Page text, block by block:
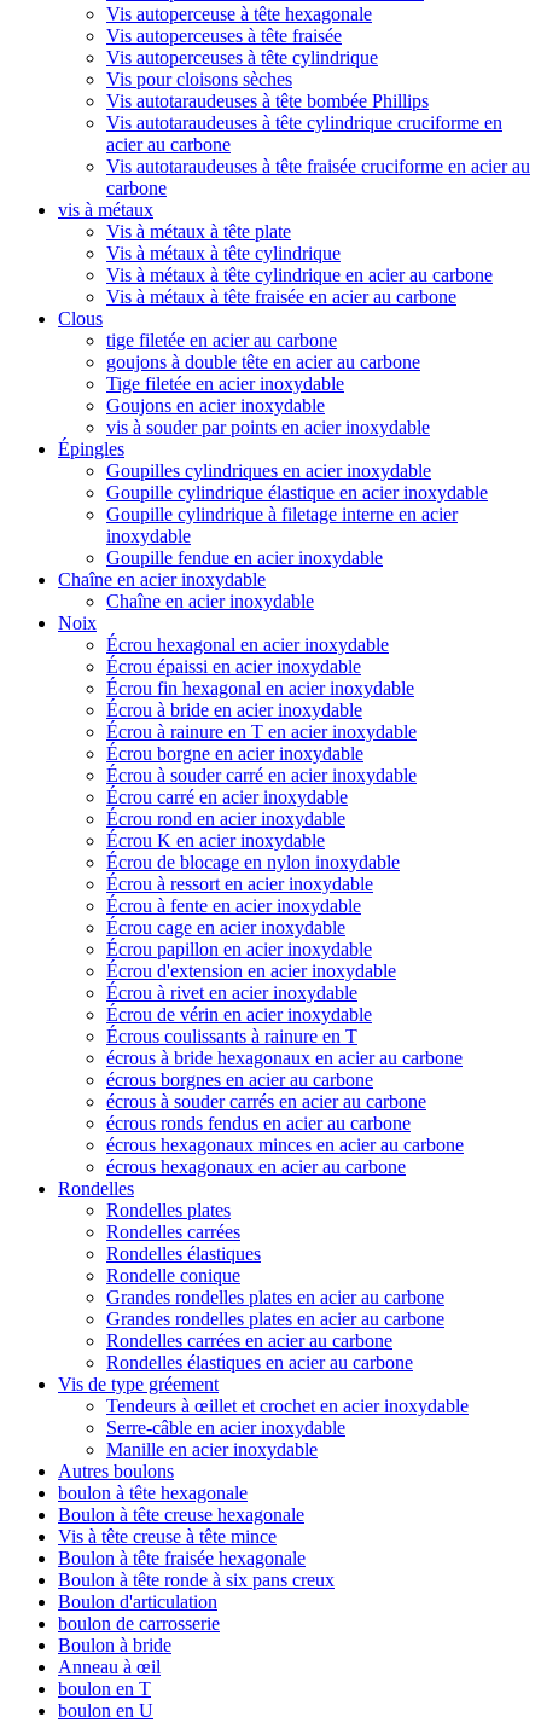
Vis autoperceuse à tête hexagonale
Vis autoperceuses à tête fraisée
Vis autoperceuses à tête cylindrique
Vis pour cloisons sèches
Vis autotaraudeuses à tête bombée Phillips
Vis autotaraudeuses à tête cylindrique cruciforme en
acier au carbone
Vis autotaraudeuses à tête fraisée cruciforme en acier au
carbone
vis à métaux
Vis à métaux à tête plate
Vis à métaux à tête cylindrique
Vis à métaux à tête cylindrique en acier au carbone
Vis à métaux à tête fraisée en acier au carbone
Clous
tige filetée en acier au carbone
goujons à double tête en acier au carbone
Tige filetée en acier inoxydable
Goujons en acier inoxydable
vis à souder par points en acier inoxydable
Épingles
Goupilles cylindriques en acier inoxydable
Goupille cylindrique élastique en acier inoxydable
Goupille cylindrique à filetage interne en acier
inoxydable
Goupille fendue en acier inoxydable
Chaîne en acier inoxydable
Chaîne en acier inoxydable
Noix
Écrou hexagonal en acier inoxydable
Écrou épaissi en acier inoxydable
Écrou fin hexagonal en acier inoxydable
Écrou à bride en acier inoxydable
Écrou à rainure en T en acier inoxydable
Écrou borgne en acier inoxydable
Écrou à souder carré en acier inoxydable
Écrou carré en acier inoxydable
Écrou rond en acier inoxydable
Écrou K en acier inoxydable
Écrou de blocage en nylon inoxydable
Écrou à ressort en acier inoxydable
Écrou à fente en acier inoxydable
Écrou cage en acier inoxydable
Écrou papillon en acier inoxydable
Écrou d'extension en acier inoxydable
Écrou à rivet en acier inoxydable
Écrou de vérin en acier inoxydable
Écrous coulissants à rainure en T
écrous à bride hexagonaux en acier au carbone
écrous borgnes en acier au carbone
écrous à souder carrés en acier au carbone
écrous ronds fendus en acier au carbone
écrous hexagonaux minces en acier au carbone
écrous hexagonaux en acier au carbone
Rondelles
Rondelles plates
Rondelles carrées
Rondelles élastiques
Rondelle conique
Grandes rondelles plates en acier au carbone
Grandes rondelles plates en acier au carbone
Rondelles carrées en acier au carbone
Rondelles élastiques en acier au carbone
Vis de type gréement
Tendeurs à œillet et crochet en acier inoxydable
Serre-câble en acier inoxydable
Manille en acier inoxydable
Autres boulons
boulon à tête hexagonale
Boulon à tête creuse hexagonale
Vis à tête creuse à tête mince
Boulon à tête fraisée hexagonale
Boulon à tête ronde à six pans creux
Boulon d'articulation
boulon de carrosserie
Boulon à bride
Anneau à œil
boulon en T
boulon en U